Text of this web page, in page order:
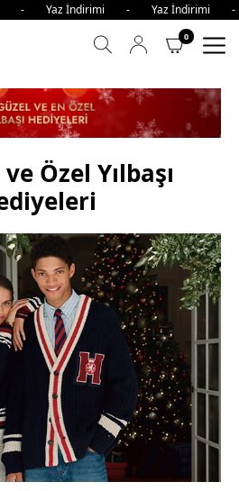
İndirimi - Yaz İndirimi -
0
Özel Yılbaşı